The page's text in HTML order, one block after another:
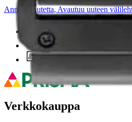
Anna palautetta, Avautuu uuteen
Ilmainen palautus 30 päivää.*
Nouto myymälästä ilman
Verkkokauppa